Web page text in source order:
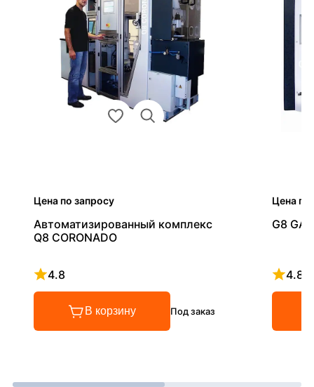
Цена по запросу
Автоматизированный комплекс
Q8 CORONADO
4.8
Рейтинг 4.8 из 5
В корзину Под заказ
Цена по
G8
4.8